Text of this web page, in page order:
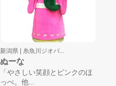
新潟県 | 糸魚川ジオパ...
ぬーな
「やさしい笑顔とピンクのほ
っぺ。他...